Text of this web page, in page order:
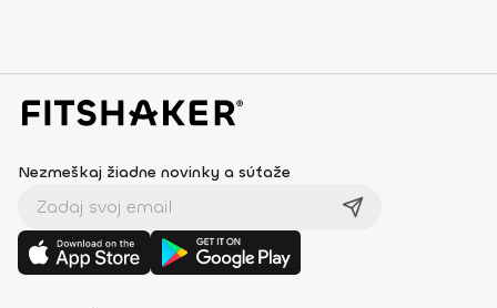
Nezmeškaj žiadne novinky a súťaže